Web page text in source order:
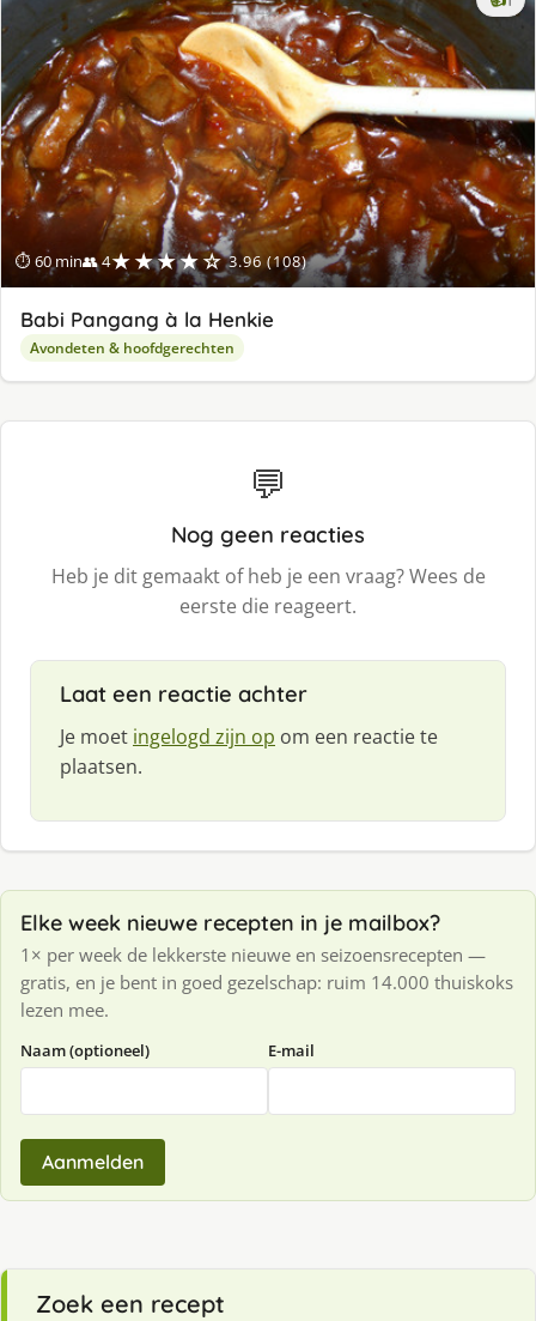
⏱ 60 min👥 4★★★★☆ 3.96 (108)
Babi Pangang à la Henkie
Avondeten & hoofdgerechten
💬
Nog geen reacties
Heb je dit gemaakt of heb je een vraag? Wees de
eerste die reageert.
Laat een reactie achter
Je moet ingelogd zijn op om een reactie te
plaatsen.
Elke week nieuwe recepten in je mailbox?
1× per week de lekkerste nieuwe en seizoensrecepten —
gratis, en je bent in goed gezelschap: ruim 14.000 thuiskoks
lezen mee.
Naam (optioneel) E-mail
Aanmelden
Zoek een recept